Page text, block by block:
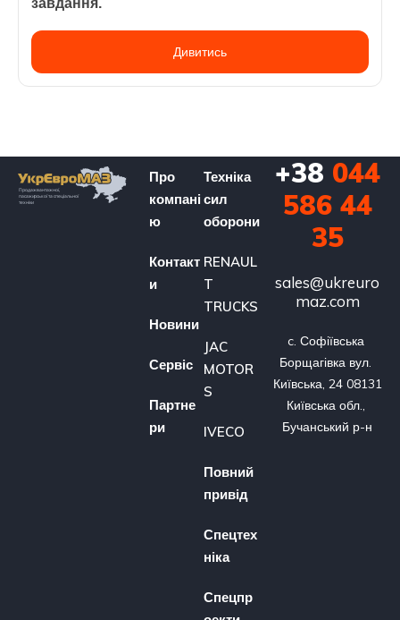
завдання.
Дивитись
Про
компані
ю
Контакт
и
Новини
Сервіс
Партне
ри
Техніка
сил
оборони
RENAUL
T
TRUCKS
JAC
MOTOR
S
IVECO
Повний
привід
Спецтех
ніка
Спецпр
+38 044
586 44
35
sales@ukreuro
maz.com
c. Софіївська
Борщагівка вул.
Київська, 24 08131
Київська обл.,
Бучанський р-н